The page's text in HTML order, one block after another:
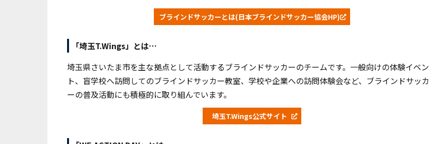
ブラインドサッカーとは(日本ブラインドサッカー協会HP)
「埼玉T.Wings」とは…
埼玉県さいたま市を主な拠点として活動するブラインドサッカーのチームです。一般向けの体験イベン
ト、盲学校へ訪問してのブラインドサッカー教室、学校や企業への訪問体験会など、ブラインドサッカ
ーの普及活動にも積極的に取り組んでいます。
埼玉T.Wings公式サイト